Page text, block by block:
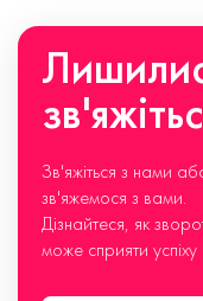
Зв'яжіться з нами
зв'яжемося з вами.
Дізнайтеся, як
може сприяти